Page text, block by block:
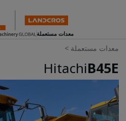
معدات مستعملة
معدات مستعملة >
B45E
Hitachi
Photos & Videos